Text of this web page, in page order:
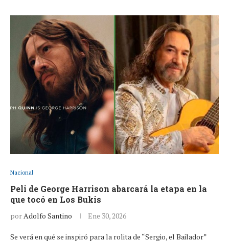
Nacional
Peli de George Harrison abarcará la etapa en la
que tocó en Los Bukis
porAdolfo Santino Ene 30, 2026
Se verá en qué se inspiró para la rolita de “Sergio, el Bailador”